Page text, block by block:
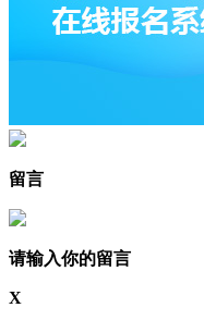
留言
请输入你的留言
X